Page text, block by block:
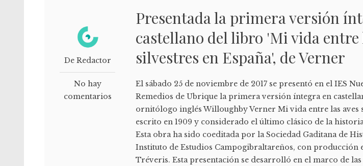
De Redactor
No hay
comentarios
Presentada la primera versión
castellano del libro 'Mi vida entre
silvestres en España', de Verner
El sábado 25 de noviembre de 2017 se presentó en el IES
Remedios de Ubrique la primera versión íntegra en
ornitólogo inglés Willoughby Verner Mi vida entre las aves
escrito en 1909 y considerado el último clásico de la
Esta obra ha sido coeditada por la Sociedad Gaditana de
Instituto de Estudios Campogibraltareños, con
Tréveris. Esta presentación se desarrolló en el marco de